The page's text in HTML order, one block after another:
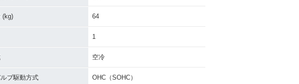
(kg) 64
1
空冷
ブ駆動方式 OHC（SOHC）